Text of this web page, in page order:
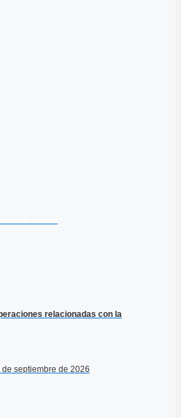
relacionadas con la
septiembre de 2026